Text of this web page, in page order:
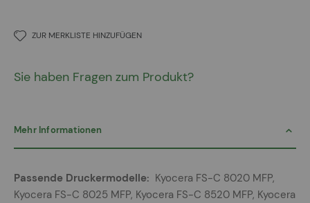
ZUR MERKLISTE HINZUFÜGEN
Sie haben Fragen zum Produkt?
Mehr Informationen
Mehr
Informationen
Kyocera FS-C 8020 MFP,
Kyocera FS-C 8025 MFP, Kyocera FS-C 8520 MFP, Kyocera